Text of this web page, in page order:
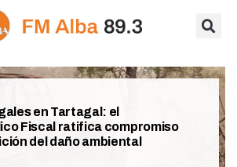
en Tartagal: el
Fiscal ratifica compromiso
del daño ambiental